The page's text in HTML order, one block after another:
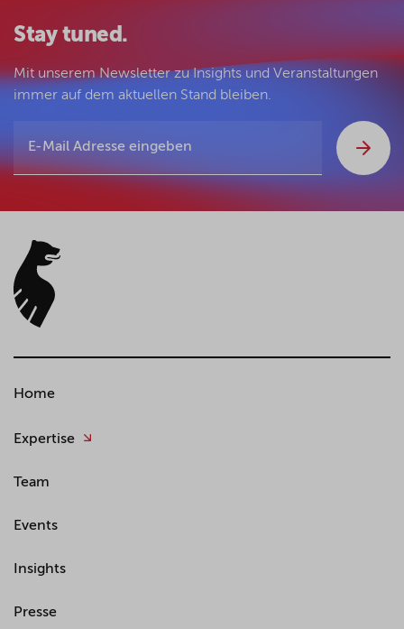
Stay tuned.
Mit unserem Newsletter zu Insights und Veranstaltungen
immer auf dem aktuellen Stand bleiben.
Home
Expertise
Team
Events
Insights
Presse